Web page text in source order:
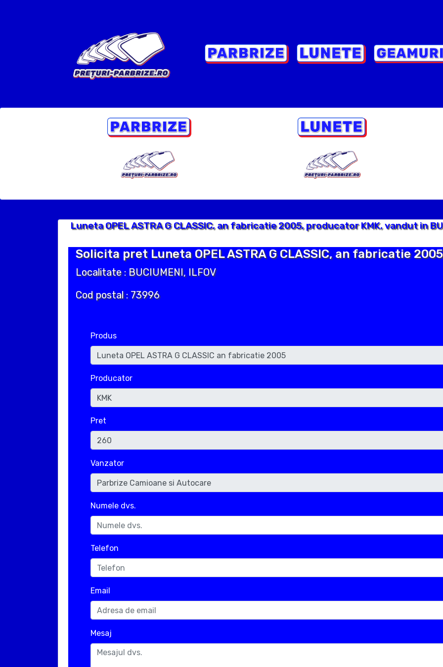
Luneta OPEL ASTRA G CLASSIC, an fabricatie 2005, producator KMK, vandut in
Solicita pret Luneta OPEL ASTRA G CLASSIC, an fabricatie 2005
Localitate : BUCIUMENI, ILFOV
Cod postal : 73996
Produs
Producator
Pret
Vanzator
Numele dvs.
Telefon
Email
Mesaj